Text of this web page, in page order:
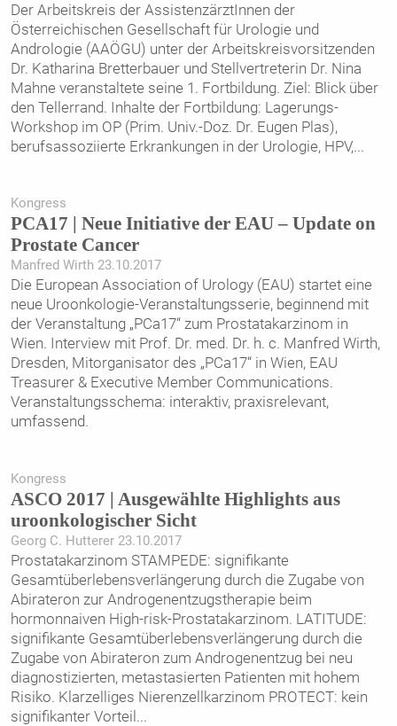
Der Arbeitskreis der AssistenzärztInnen der
Österreichischen Gesellschaft für Urologie und
Andrologie (AAÖGU) unter der Arbeitskreisvorsitzenden
Dr. Katharina Bretterbauer und Stellvertreterin Dr. Nina
Mahne veranstaltete seine 1. Fortbildung. Ziel: Blick über
den Tellerrand. Inhalte der Fortbildung: Lagerungs-
Workshop im OP (Prim. Univ.-Doz. Dr. Eugen Plas),
berufsassoziierte Erkrankungen in der Urologie, HPV,...
Kongress
PCA17 | Neue Initiative der EAU – Update on
Prostate Cancer
Manfred Wirth 23.10.2017
Die European Association of Urology (EAU) startet eine
neue Uroonkologie-Veranstaltungsserie, beginnend mit
der Veranstaltung „PCa17“ zum Prostatakarzinom in
Wien. Interview mit Prof. Dr. med. Dr. h. c. Manfred Wirth,
Dresden, Mitorganisator des „PCa17“ in Wien, EAU
Treasurer & Executive Member Communications.
Veranstaltungsschema: interaktiv, praxisrelevant,
umfassend.
Kongress
ASCO 2017 | Ausgewählte Highlights aus
uroonkologischer Sicht
Georg C. Hutterer 23.10.2017
Prostatakarzinom STAMPEDE: signifikante
Gesamtüberlebensverlängerung durch die Zugabe von
Abirateron zur Androgenentzugstherapie beim
hormonnaiven High-risk-Prostatakarzinom. LATITUDE:
signifikante Gesamtüberlebensverlängerung durch die
Zugabe von Abirateron zum Androgenentzug bei neu
diagnostizierten, metastasierten Patienten mit hohem
Risiko. Klarzelliges Nierenzellkarzinom PROTECT: kein
signifikanter Vorteil...